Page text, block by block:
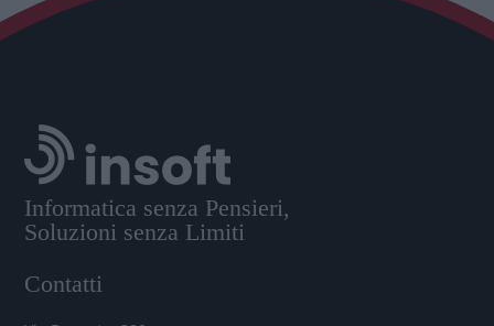
Informatica senza Pensieri,
Soluzioni senza Limiti
Contatti